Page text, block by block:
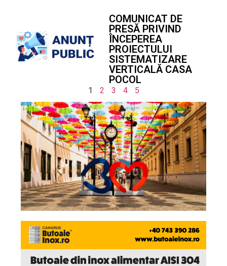
COMUNICAT DE
PRESĂ PRIVIND
ÎNCEPEREA
PROIECTULUI
SISTEMATIZARE
VERTICALĂ CASA
POCOL
1 2 3 4 5